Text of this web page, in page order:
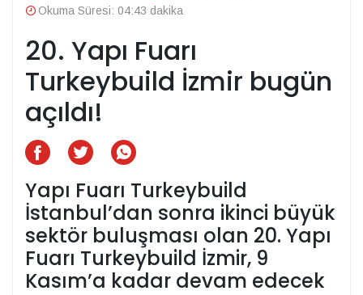
Okuma Süresi: 04:43 dakika
20. Yapı Fuarı
Turkeybuild İzmir bugün
açıldı!
Yapı Fuarı Turkeybuild
İstanbul’dan sonra ikinci büyük
sektör buluşması olan 20. Yapı
Fuarı Turkeybuild İzmir, 9
Kasım’a kadar devam edecek